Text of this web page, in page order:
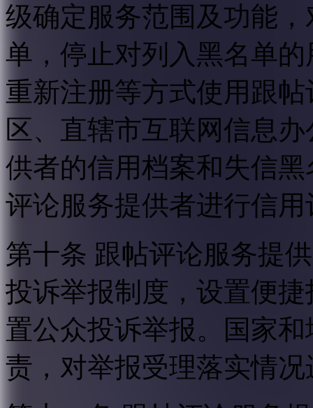
级确定服务范围及功能
单，停止对列入黑名单
重新注册等方式使用跟
区、直辖市互联网信息
供者的信用档案和失信
评论服务提供者进行信用
第十条 跟帖评论服务提
投诉举报制度，设置便
置公众投诉举报。国家
责，对举报受理落实情